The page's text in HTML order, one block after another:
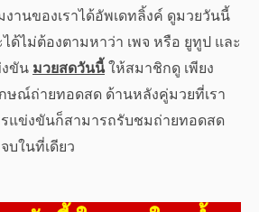
านของเราได้อัพเดทลิ้งค์ ดูมวยวันนี้
ด้ไม่ต้องตามหาว่า เพจ หรือ ยูทูป และ
ขันมวยสดวันนี้ให้สมาชิกดู เพียง
ณ์ถ่ายทอดสด ด้านหลังคู่มวยที่เรา
แข่งขันก็สามารถรับชมถ่ายทอดสด
บในที่เดียว